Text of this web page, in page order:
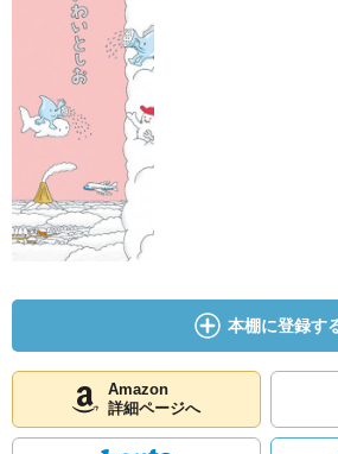
本棚に登録す
Amazon
詳細ページへ